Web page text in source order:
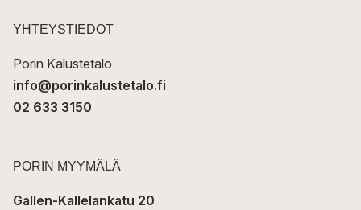
t
YHTEYSTIEDOT
Porin Kalustetalo
info@porinkalustetalo.fi
02 633 3150
PORIN MYYMÄLÄ
Gallen-Kallelankatu 20